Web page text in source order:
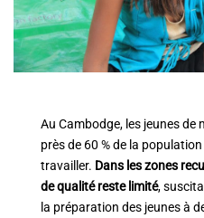
Au Cambodge, les jeunes de
près de 60 % de la
travailler. Dans les zones
de qualité reste limité,
la préparation des jeunes à